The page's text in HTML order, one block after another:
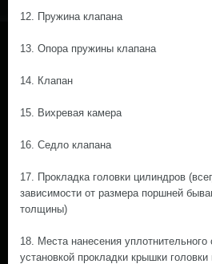
12. Пружина клапана
13. Опора пружины клапана
14. Клапан
15. Вихревая камера
16. Седло клапана
17. Прокладка головки цилиндров
зависимости от размера поршней
толщины)
18. Места нанесения уплотнительного
установкой прокладки крышки